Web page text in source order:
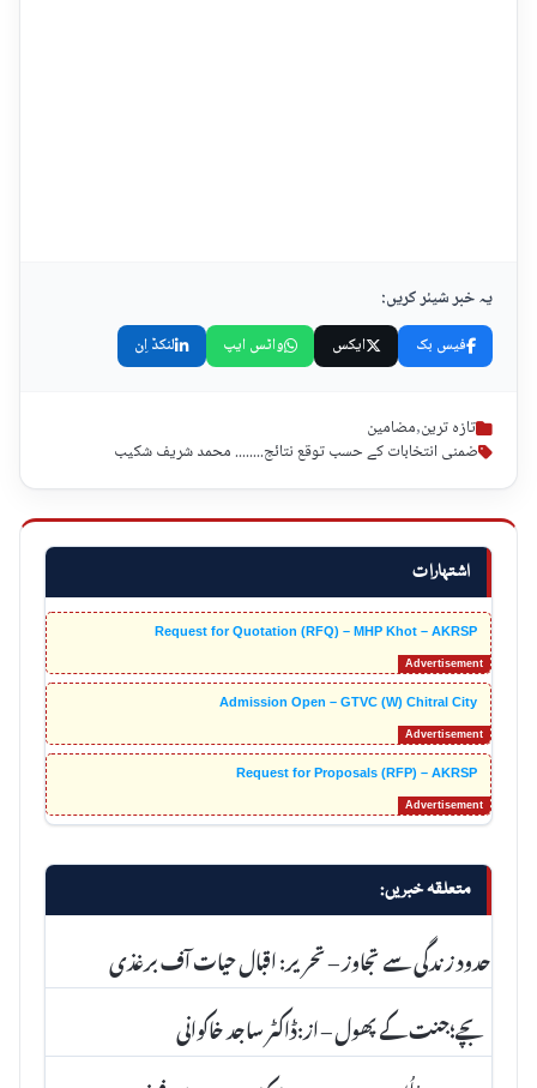
اشتہارات
Request for Quotation (RFQ) – MHP Khot – AKRSP
Admission Open – GTVC (W) Chitral City
Request for Proposals (RFP) – AKRSP
متعلقہ خبریں:
حدود زندگی سے تجاوز – تحریر: اقبال حیات آف برغذی
بچے؛جنت کے پھول – از:ڈاکٹر ساجد خاکوانی
یہ خبر شیئر کریں:
فیس بک ایکس واٹس ایپ لنکڈ اِن
تازہ ترین,مضامین
ضمنی انتخابات کے حسب توقع نتائج........ محمد شریف شکیب